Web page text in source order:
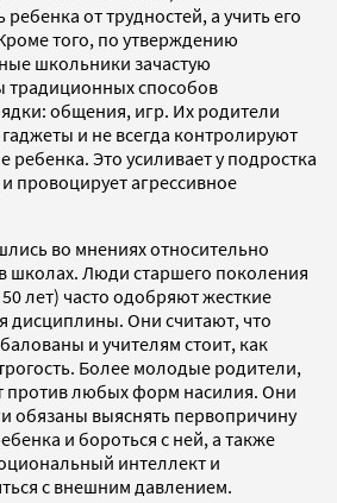
от трудностей, а учить его
того, по утверждению
школьники зачастую
способов
общения, игр. Их родители
и не всегда контролируют
ребенка. Это усиливает у подростка
провоцирует агрессивное
во мнениях относительно
школах. Люди старшего поколения
лет) часто одобряют жесткие
дисциплины. Они считают, что
и учителям стоит, как
Более молодые родители,
против любых форм насилия. Они
обязаны выяснять первопричину
и бороться с ней, а также
интеллект и
с внешним давлением.